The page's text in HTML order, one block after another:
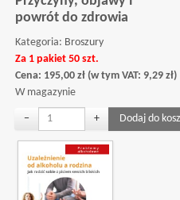
powrót do zdrowia
Kategoria: Broszury
Za 1 pakiet 50 szt.
Cena: 195,00 zł (w tym VAT:9,29 zł)
W magazynie
− +